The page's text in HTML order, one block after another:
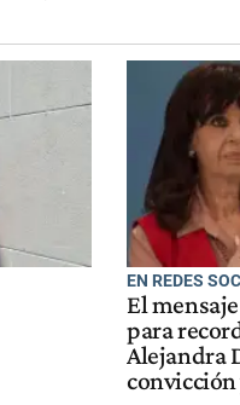
EN REDES
El
para
Alejandra